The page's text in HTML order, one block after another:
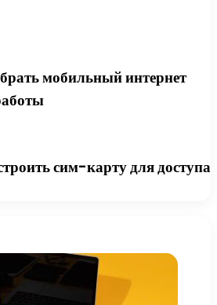
мобильный интернет
сим-карту для доступа